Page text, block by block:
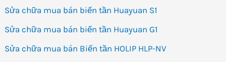
Sửa chữa mua bán biến tần Huayuan S1
Sửa chữa mua bán biến tần Huayuan G1
Sửa chữa mua bán Biến tần HOLIP HLP-NV